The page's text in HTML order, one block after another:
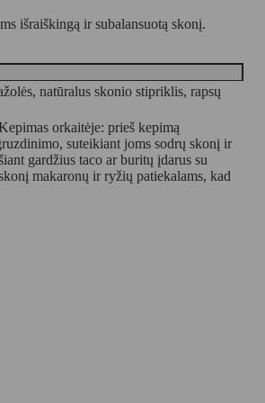
išraiškingą ir subalansuotą skonį.
natūralus skonio stipriklis, rapsų
orkaitėje: prieš kepimą
suteikiant joms sodrų skonį ir
gardžius taco ar buritų įdarus su
makaronų ir ryžių patiekalams, kad